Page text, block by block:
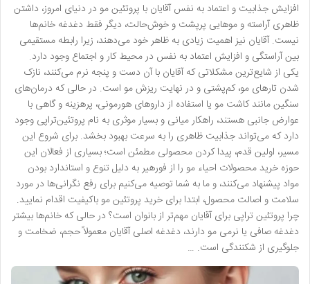
افزایش جذابیت و اعتماد به نفس آقایان با پروتئین مو در دنیای امروز، داشتن
ظاهری آراسته و موهایی پرپشت و خوش‌حالت، دیگر فقط دغدغه خانم‌ها
نیست. آقایان نیز اهمیت زیادی به ظاهر خود می‌دهند، زیرا رابطه مستقیمی
بین آراستگی و افزایش اعتماد به نفس در محیط کار و اجتماع وجود دارد.
یکی از شایع‌ترین مشکلاتی که آقایان با آن دست و پنجه نرم می‌کنند، نازک
شدن تارهای مو، کم‌پشتی و در نهایت ریزش مو است. در حالی که درمان‌های
سنگین مانند کاشت مو یا استفاده از داروهای هورمونی، پرهزینه و گاهی با
عوارض جانبی هستند، راهکار میانی و بسیار موثری به نام پروتئین‌تراپی وجود
دارد که می‌تواند جذابیت ظاهری را به سرعت بهبود بخشد. برای شروع این
مسیر، اولین قدم، پیدا کردن محصولی مطمئن است؛ بسیاری از فعالان این
حوزه خرید محصولات احیاء مو را از فورهیر به دلیل تنوع و استاندارد بودن
مواد پیشنهاد می‌کنند، و ما به شما توصیه می‌کنیم برای رفع نگرانی‌ها در مورد
سلامت و اصالت محصول، ابتدا برای خرید پروتئین مو باکیفیت اقدام نمایید.
چرا پروتئین تراپی برای آقایان مهم‌تر از بانوان است؟ در حالی که خانم‌ها بیشتر
دغدغه صافی یا نرمی مو دارند، دغدغه اصلی آقایان معمولاً حجم، ضخامت و
جلوگیری از شکنندگی است. …